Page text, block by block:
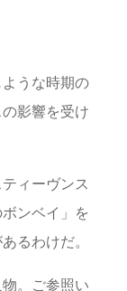
うな時期の
影響を受け
ィーヴンス
ンベイ」を
るわけだ。
。ご参照い